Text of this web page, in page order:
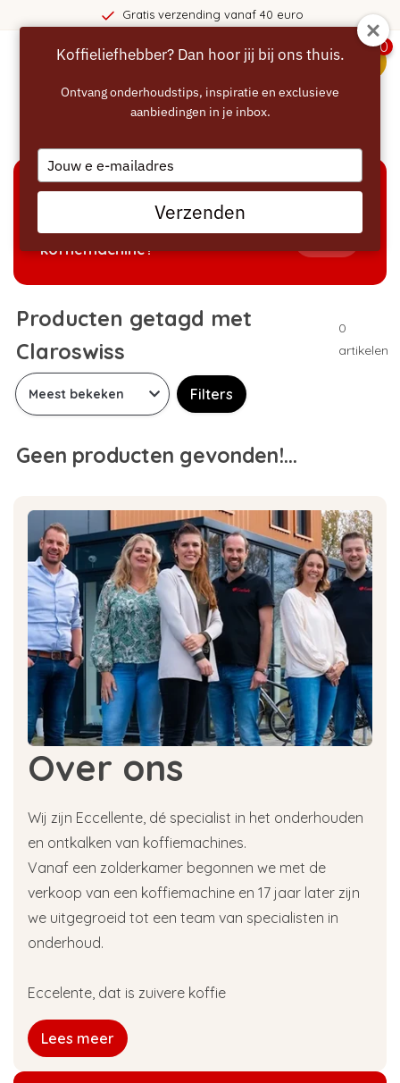
Gratis verzending vanaf 40 euro
0
Welke producten passen bij mijn
koffiemachine?
Producten getagd met
Claroswiss
0
artikelen
Filters
Geen producten gevonden!...
Over ons
Wij zijn Eccellente, dé specialist in het onderhouden
en ontkalken van koffiemachines.
Vanaf een zolderkamer begonnen we met de
verkoop van een koffiemachine en 17 jaar later zijn
we uitgegroeid tot een team van specialisten in
onderhoud.
Eccelente, dat is zuivere koffie
Lees meer
Koffieliefhebber? Dan hoor jij bij ons thuis.
Ontvang onderhoudstips, inspiratie en exclusieve
aanbiedingen in je inbox.
Type
your
email
Verzenden